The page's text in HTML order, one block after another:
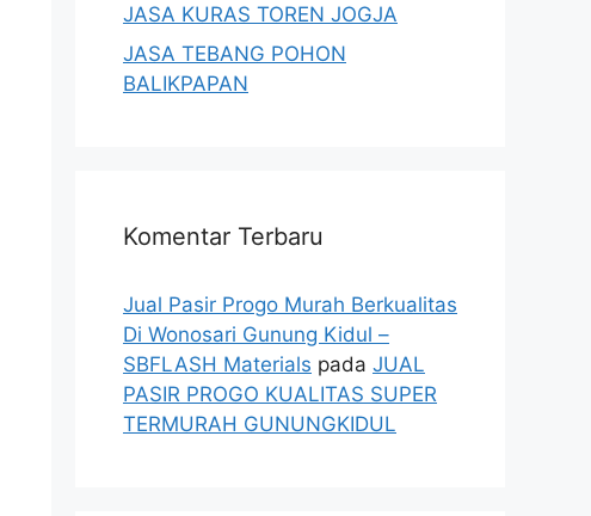
JASA KURAS TOREN JOGJA
JASA TEBANG POHON
BALIKPAPAN
Komentar Terbaru
Jual Pasir Progo Murah Berkualitas
Di Wonosari Gunung Kidul –
SBFLASH Materials pada JUAL
PASIR PROGO KUALITAS SUPER
TERMURAH GUNUNGKIDUL